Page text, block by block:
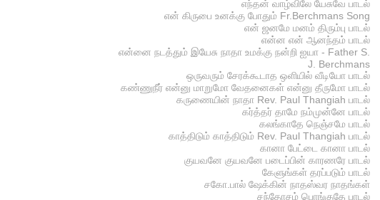
எந்தன் வாழ்விலே யேசுவே பாடல்
என் கிருபை உனக்கு போதும் Fr.Berchmans Song
என் ஜனமே மனம் திரும்பு பாடல்
என்ன என் ஆனந்தம் பாடல்
என்னை நடத்தும் இயேசு நாதா உமக்கு நன்றி ஐயா - Father S.
J. Berchmans
ஒருவரும் சேரக்கூடாத ஒளியில் வீடியோ பாடல்
கண்ணுநீர் என்னு மாறுமோ வேதனைகள் என்னு தீருமோ பாடல்
கருணையின் நாதா Rev. Paul Thangiah பாடல்
கர்த்தர் தாமே நம்முன்னே பாடல்
கலங்காதே நெஞ்சமே பாடல்
காத்திடும் காத்திடும் Rev. Paul Thangiah பாடல்
கானா பேட்டை கானா பாடல்
குயவனே குயவனே படைப்பின் காரணரே பாடல்
கேளுங்கள் தரப்படும் பாடல்
சகோ.பால் ஷேக்கின் நாதஸ்வர நாதங்கள்
சந்தோசம் பொங்குதே பாடல்